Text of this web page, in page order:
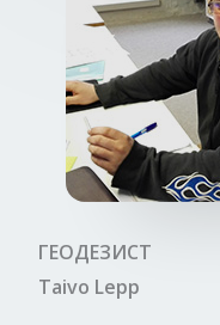
ГЕОДЕЗИСТ
Taivo Lepp